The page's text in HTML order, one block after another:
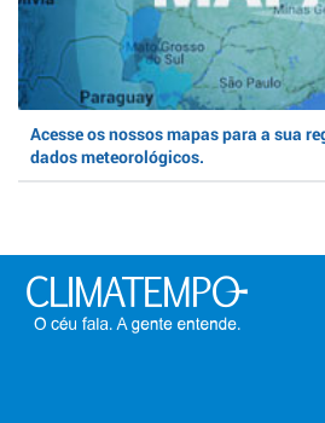
Acesse os nossos mapas para a sua
dados meteorológicos.